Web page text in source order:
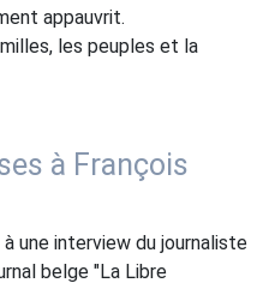
appauvrit.
les peuples et la
à François
une interview du journaliste
belge "La Libre